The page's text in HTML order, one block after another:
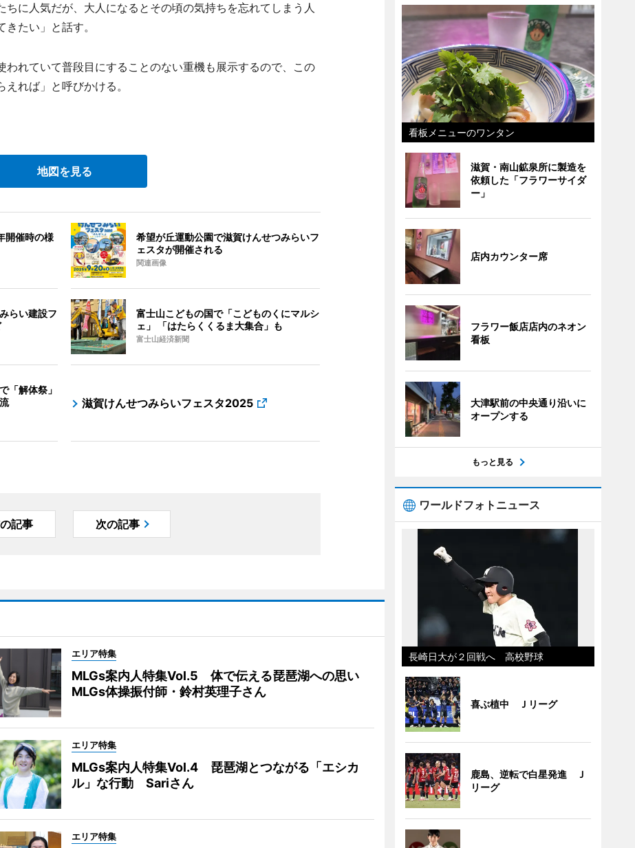
に人気だが、大人になるとその頃の気持ちを忘れてしまう人
たい」と話す。
れていて普段目にすることのない重機も展示するので、この
れば」と呼びかける。
地図を見る
開催時の様
希望が丘運動公園で滋賀けんせつみらいフ
ェスタが開催される
関連画像
らい建設フ
富士山こどもの国で「こどものくにマルシ
ェ」 「はたらくくるま大集合」も
富士山経済新聞
「解体祭」
滋賀けんせつみらいフェスタ2025
記事 次の記事
エリア特集
MLGs案内人特集Vol.5 体で伝える琵琶湖への思い
MLGs体操振付師・鈴村英理子さん
エリア特集
MLGs案内人特集Vol.4 琵琶湖とつながる「エシカ
ル」な行動 Sariさん
エリア特集
看板メニューのワンタン
滋賀・南山鉱泉所に製造を
依頼した「フラワーサイダ
ー」
店内カウンター席
フラワー飯店店内のネオン
看板
大津駅前の中央通り沿いに
オープンする
もっと見る
ワールドフォトニュース
長崎日大が２回戦へ 高校野球
喜ぶ植中 Ｊリーグ
鹿島、逆転で白星発進 Ｊ
リーグ